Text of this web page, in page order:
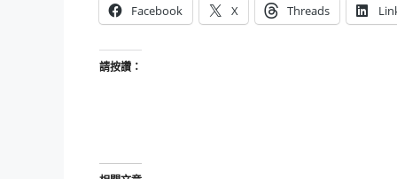
Facebook X Threads
請按讚：